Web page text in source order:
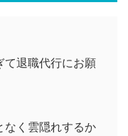
て退職代行にお願
なく雲隠れするか